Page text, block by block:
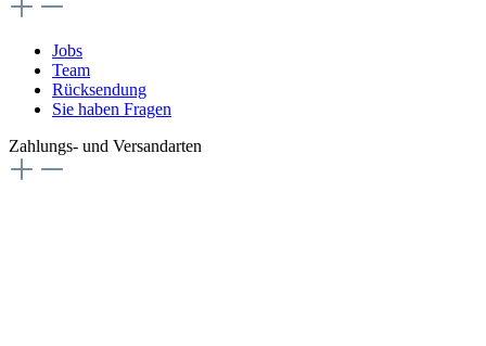
Jobs
Team
Rücksendung
Sie haben Fragen
Zahlungs- und Versandarten